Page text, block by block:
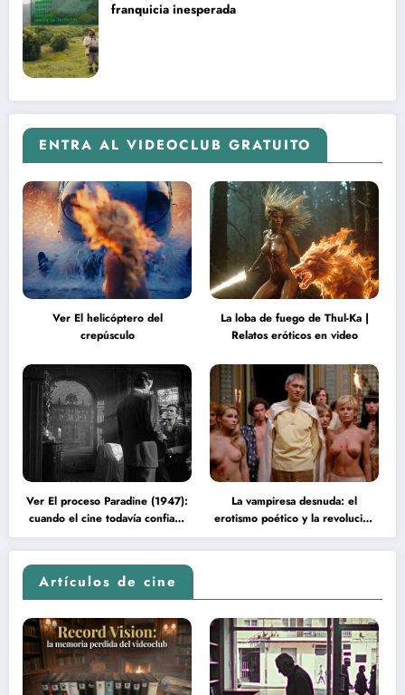
franquicia inesperada
ENTRA AL VIDEOCLUB GRATUITO
Ver El helicóptero del
crepúsculo
La loba de fuego de Thul-Ka |
Relatos eróticos en video
Ver El proceso Paradine (1947):
cuando el cine todavía confiaba
en la inteligencia del espectador
La vampiresa desnuda: el
erotismo poético y la revolución
psicodélica de Jean Rollin
Artículos de cine